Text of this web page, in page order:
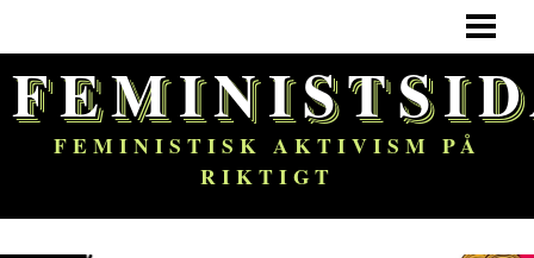
FEMINISM
OM BLOGGEN
FEMINISTISK AKTIVISM PÅ
RIKTIGT